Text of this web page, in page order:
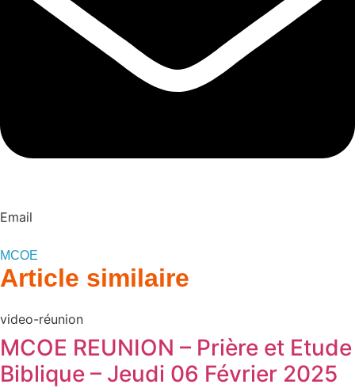
Email
MCOE
Article similaire​
video-réunion
MCOE REUNION – Prière et Etude
Biblique – Jeudi 06 Février 2025